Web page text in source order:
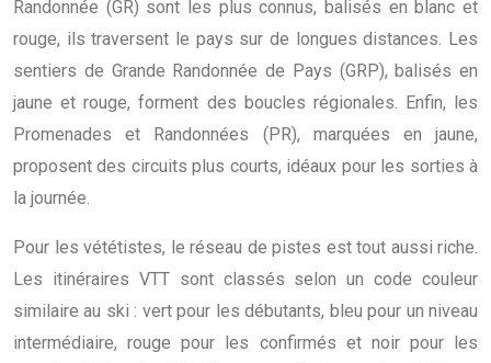
Randonnée (GR) sont les plus connus, balisés en blanc et
rouge, ils traversent le pays sur de longues distances. Les
sentiers de Grande Randonnée de Pays (GRP), balisés en
jaune et rouge, forment des boucles régionales. Enfin, les
Promenades et Randonnées (PR), marquées en jaune,
proposent des circuits plus courts, idéaux pour les sorties à
la journée.
Pour les vététistes, le réseau de pistes est tout aussi riche.
Les itinéraires VTT sont classés selon un code couleur
similaire au ski : vert pour les débutants, bleu pour un niveau
intermédiaire, rouge pour les confirmés et noir pour les